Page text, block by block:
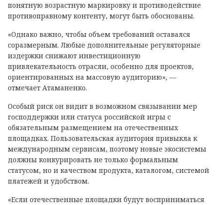
понятную возрастную маркировку и противодействие
противоправному контенту, могут быть обоснованы.
«Однако важно, чтобы объем требований оставался
соразмерным. Любые дополнительные регуляторные
издержки снижают инвестиционную
привлекательность отрасли, особенно для проектов,
ориентированных на массовую аудиторию», —
отмечает Атаманенко.
Особый риск он видит в возможном связывании мер
господдержки или статуса российской игры с
обязательным размещением на отечественных
площадках. Пользовательская аудитория привыкла к
международным сервисам, поэтому новые экосистемы
должны конкурировать не только формальным
статусом, но и качеством продукта, каталогом, системой
платежей и удобством.
«Если отечественные площадки будут восприниматься